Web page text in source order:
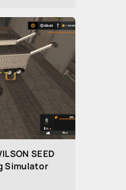
SEED
Simulator